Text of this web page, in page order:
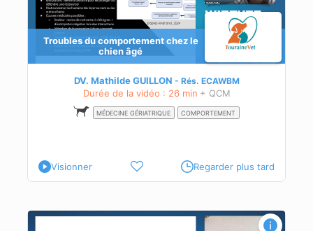
Troubles du comportement chez le
chien âgé
DV. Mathilde GUILLON Rés. ECAWBM
Durée de la vidéo : 26 min + QCM
MÉDECINE GÉRIATRIQUE COMPORTEMENT
Visionner Regarder plus tard